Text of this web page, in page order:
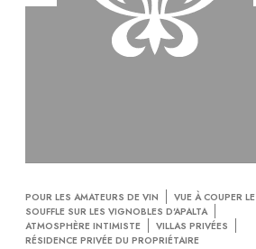
POUR LES AMATEURS DE VIN
VUE À COUPER LE
SOUFFLE SUR LES VIGNOBLES D'APALTA
ATMOSPHÈRE INTIMISTE
VILLAS PRIVÉES
RÉSIDENCE PRIVÉE DU PROPRIÉTAIRE